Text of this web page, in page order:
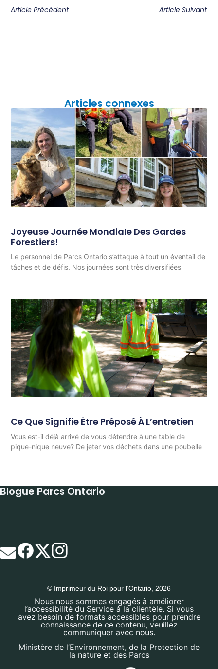
Article Précédent Article Suivant
Articles connexes
Joyeuse Journée Mondiale Des Gardes
Forestiers!
Le personnel de Parcs Ontario s’attaque à tout un éventail de
tâches et de défis. Nos journées sont très diversifiées.
Ce Que Signifie Être Préposé À L’entretien
Vous est-il déjà arrivé de vous détendre à une table de
pique-nique neuve? De jeter vos déchets dans une poubelle
Blogue Parcs Ontario
© Imprimeur du Roi pour l’Ontario, 2026
Nous nous sommes engagés à améliorer
l’accessibilité du Service à la clientèle. Si vous
avez besoin de formats accessibles pour prendre
connaissance de ce contenu, veuillez
communiquer avec nous.
Ministère de l’Environnement, de la Protection de
la nature et des Parcs